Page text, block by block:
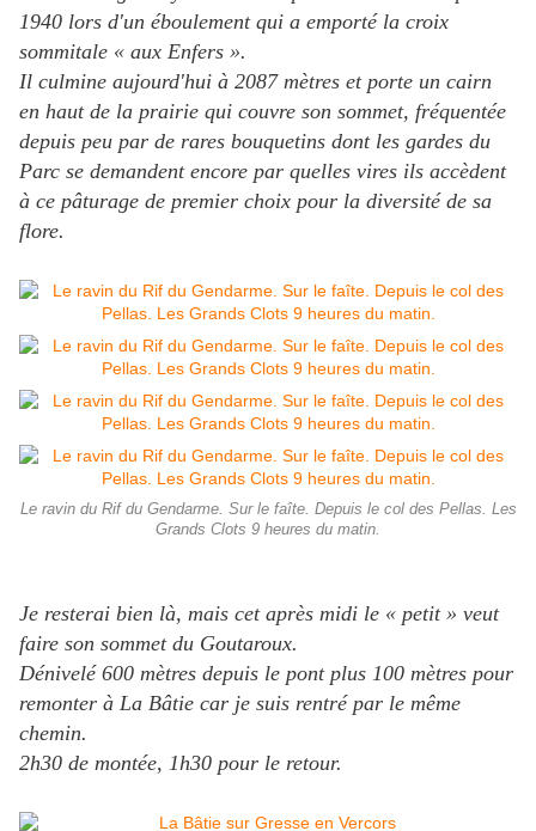
1940 lors d'un éboulement qui a emporté la croix
sommitale « aux Enfers ».
Il culmine aujourd'hui à 2087 mètres et porte un cairn
en haut de la prairie qui couvre son sommet, fréquentée
depuis peu par de rares bouquetins dont les gardes du
Parc se demandent encore par quelles vires ils accèdent
à ce pâturage de premier choix pour la diversité de sa
flore.
Le ravin du Rif du Gendarme. Sur le faîte. Depuis le col des Pellas. Les
Grands Clots 9 heures du matin.
Je resterai bien là, mais cet après midi le « petit » veut
faire son sommet du Goutaroux.
Dénivelé 600 mètres depuis le pont plus 100 mètres pour
remonter à La Bâtie car je suis rentré par le même
chemin.
2h30 de montée, 1h30 pour le retour.